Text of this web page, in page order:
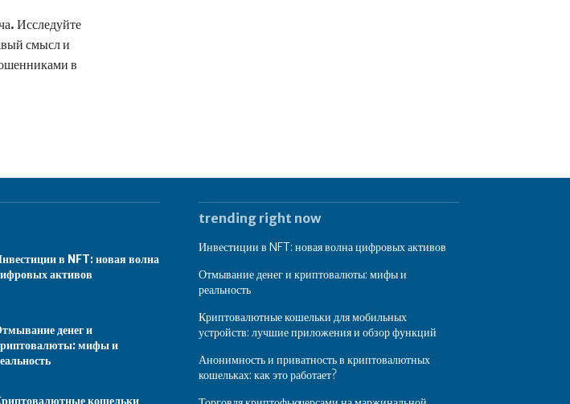
Исследуйте
смысл и
в
в NFT: новая волна
активов
денег и
мифы и
кошельки
trending right now
Инвестиции в NFT: новая волна цифровых активов
Отмывание денег и криптовалюты: мифы и
реальность
Криптовалютные кошельки для мобильных
устройств: лучшие приложения и обзор функций
Анонимность и приватность в криптовалютных
кошельках: как это работает?